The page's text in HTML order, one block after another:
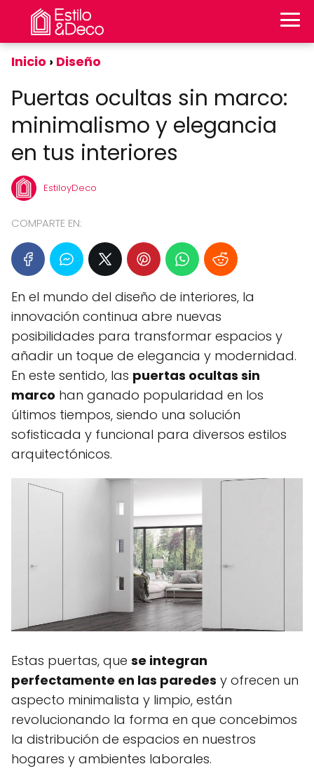
Inicio Diseño
Puertas ocultas sin marco:
minimalismo y elegancia
en tus interiores
EstiloyDeco
COMPARTE EN:
En el mundo del diseño de interiores, la
innovación continua abre nuevas
posibilidades para transformar espacios y
añadir un toque de elegancia y modernidad.
En este sentido, las puertas ocultas sin
marco han ganado popularidad en los
últimos tiempos, siendo una solución
sofisticada y funcional para diversos estilos
arquitectónicos.
Estas puertas, que se integran
perfectamente en las paredes y ofrecen un
aspecto minimalista y limpio, están
revolucionando la forma en que concebimos
la distribución de espacios en nuestros
hogares y ambientes laborales.